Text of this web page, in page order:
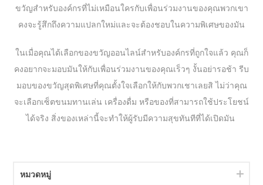
ขวัญสำหรับองค์กรที่ไม่เหมือนใครกับเพื่อนร่วมงานของคุณพวกเขา
คงจะรู้สึกถึงความแปลกใหม่และจะต้องชอบในความพิเศษของมัน
ในเมื่อคุณได้เลือกของขวัญออนไลน์สำหรับองค์กรที่ถูกใจแล้ว คุณก็
คงอยากจะมอบมันให้กับเพื่อนร่วมงานของคุณเร็วๆ งั้นอย่ารอช้า รีบ
มอบของขวัญสุดพิเศษที่คุณตั้งใจเลือกให้กับพวกเชาเลยสิ ไม่ว่าคุณ
จะเลือกเซ็ตขนมทานเล่น เครื่องดื่ม หรือของที่สามารถใช้ประโยชน์
ได้จริง สิ่งของเหล่านี้จะทำให้ผู้รับมีความสุขทันทีที่ได้เปิดมัน
หมวดหมู่